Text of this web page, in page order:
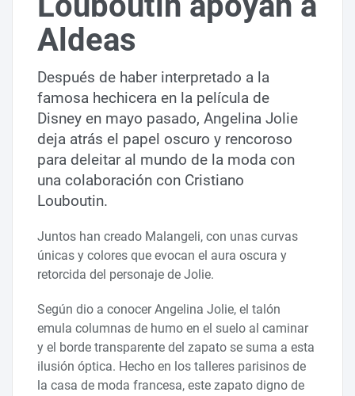
Aldeas
Después de haber interpretado a la
famosa hechicera en la película de
Disney en mayo pasado, Angelina Jolie
deja atrás el papel oscuro y rencoroso
para deleitar al mundo de la moda con
una colaboración con Cristiano
Louboutin.
Juntos han creado Malangeli, con unas curvas
únicas y colores que evocan el aura oscura y
retorcida del personaje de Jolie.
Según dio a conocer Angelina Jolie, el talón
emula columnas de humo en el suelo al caminar
y el borde transparente del zapato se suma a esta
ilusión óptica. Hecho en los talleres parisinos de
la casa de moda francesa, este zapato digno de